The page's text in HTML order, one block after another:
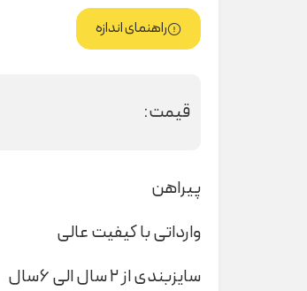
راهنمای اندازه
قیمت:
پیراهن
وارداتی با کیفیت عالی
سایزبندی از ۲ سال الی ۶سال